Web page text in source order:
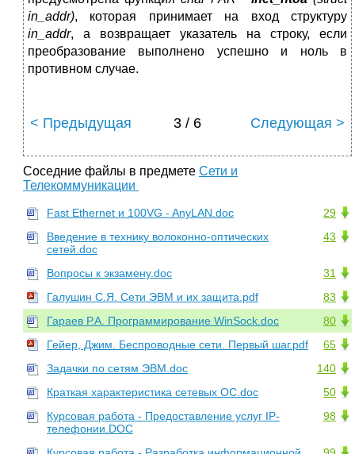
in_addr), которая принимает на вход структуру
in_addr, а возвращает указатель на строку, если
преобразование выполнено успешно и ноль в
противном случае.
< Предыдущая 3 / 6 Следующая >
Соседние файлы в предмете Сети и
Телекоммуникации
29
Fast Ethernet и 100VG - AnyLAN.doc
43
Введение в технику волоконно-оптических
сетей.doc
31
Вопросы к экзамену.doc
83
Галушин С.Я. Сети ЭВМ и их защита.pdf
80
Гараев Р.А. Программирование WinSock.doc
65
Гейер, Джим. Беспроводные сети. Первый шаг.pdf
140
Задачки по сетям ЭВМ.doc
50
Краткая характеристика сетевых ОС.doc
98
Курсовая работа - Предоставление услуг IP-
телефонии.DOC